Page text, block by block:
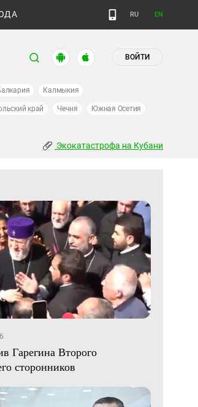
RU EN
ВОЙТИ
Калмыкия
край Чечня Южная Осетия
Экокатастрофа на Кубани
Гарегина Второго
сторонников